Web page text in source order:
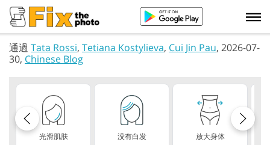
通過 Tata Rossi, Tetiana Kostylieva, Cui Jin Pau, 2026-07-
30, Chinese Blog
光滑肌肤 没有白发 放大身体